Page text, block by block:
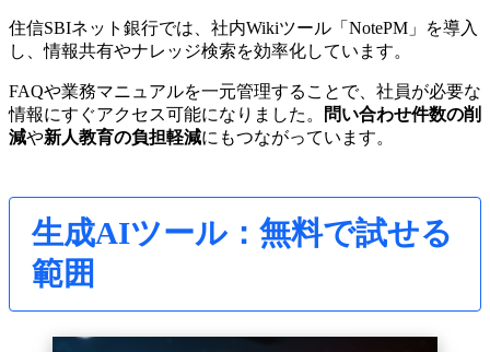
住信SBIネット銀行では、社内Wikiツール「NotePM」を導入
し、情報共有やナレッジ検索を効率化しています。
FAQや業務マニュアルを一元管理することで、社員が必要な
情報にすぐアクセス可能になりました。
問い合わせ件数の削
減や新人教育の負担軽減にもつながっています。
生成AIツール：無料で試せる
範囲